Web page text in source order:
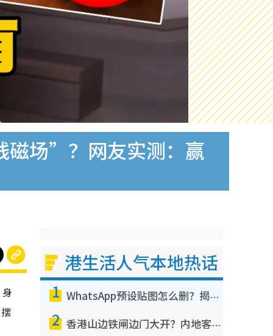
磁场”？网友实测：赢
港生活人气本地热话
1 WhatsApp预设贴图怎么删？揭秘1招“反向操作”还原简洁界面 附3步实测教程
2 香港山边铁闸边门大开？内地客困惑意义何在！网友神回复：这种叫法理性防御